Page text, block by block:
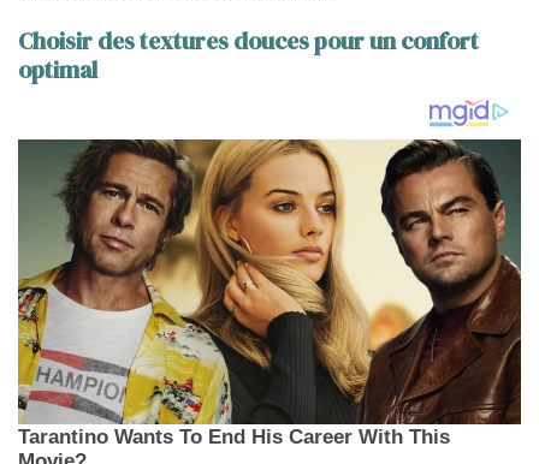
Choisir des textures douces pour un confort
optimal